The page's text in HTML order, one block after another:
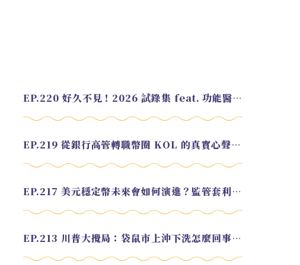
EP.220 好久不見！2026 試錄集 feat. 功能醫學營養師 美寶
EP.219 從銀行高管轉職幣圈 KOL 的真實心聲 feat.龜大
EP.217 美元穩定幣未來會如何演進？監管套利終將收斂？feat. 研究員 余哲安
EP.213 川普大攪局：袋鼠市上沖下洗怎麼回事？feat. Alvin